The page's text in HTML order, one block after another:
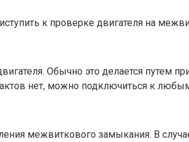
к проверке двигателя на
Обычно это делается путем
нет, можно подключиться к
межвиткового замыкания. В